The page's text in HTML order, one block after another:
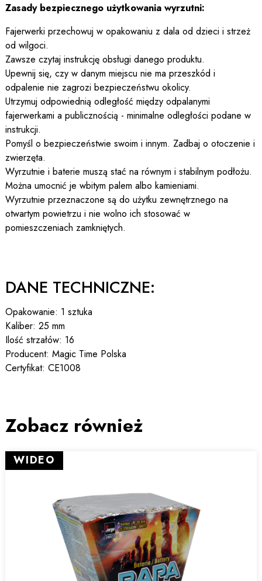
Zasady bezpiecznego użytkowania wyrzutni:
Fajerwerki przechowuj w opakowaniu z dala od dzieci i strzeż
od wilgoci.
Zawsze czytaj instrukcję obsługi danego produktu.
Upewnij się, czy w danym miejscu nie ma przeszkód i
odpalenie nie zagrozi bezpieczeństwu okolicy.
Utrzymuj odpowiednią odległość między odpalanymi
fajerwerkami a publicznością - minimalne odległości podane w
instrukcji.
Pomyśl o bezpieczeństwie swoim i innym. Zadbaj o otoczenie i
zwierzęta.
Wyrzutnie i baterie muszą stać na równym i stabilnym podłożu.
Można umocnić je wbitym palem albo kamieniami.
Wyrzutnie przeznaczone są do użytku zewnętrznego na
otwartym powietrzu i nie wolno ich stosować w
pomieszczeniach zamkniętych.
DANE TECHNICZNE:
Opakowanie: 1 sztuka
Kaliber: 25 mm
Ilość strzałów: 16
Producent: Magic Time Polska
Certyfikat: CE1008
Zobacz również
WIDEO